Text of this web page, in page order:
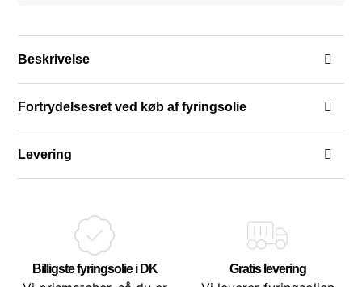
Beskrivelse
Fortrydelsesret ved køb af fyringsolie
Levering
Billigste fyringsolie i DK Gratis levering